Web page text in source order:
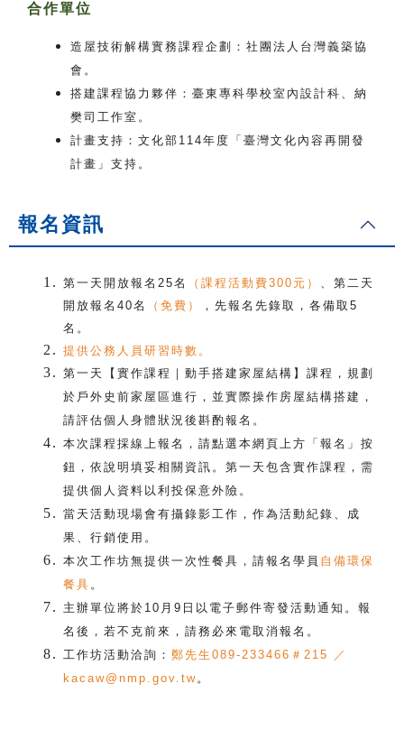
合作單位
造屋技術解構實務課程企劃：社團法人台灣義築協
會。
搭建課程協力夥伴：臺東專科學校室內設計科、納
樊司工作室。
計畫支持：文化部114年度「臺灣文化內容再開發
計畫」支持。
報名資訊
第一天開放報名25名 （課程活動費300元） 、第二天
開放報名40名
（免費）
，先報名先錄取，各備取5
名。
提供公務人員研習時數。
第一天【實作課程｜動手搭建家屋結構】課程，規劃
於戶外史前家屋區進行，並實際操作房屋結構搭建，
請評估個人身體狀況後斟酌報名。
本次課程採線上報名，請點選本網頁上方「報名」按
鈕，依說明填妥相關資訊。第一天包含實作課程，需
提供個人資料以利投保意外險。
當天活動現場會有攝錄影工作，作為活動紀錄、成
果、行銷使用。
本次工作坊無提供一次性餐具，請報名學員 自備環保
餐具 。
主辦單位將於10月9日以電子郵件寄發活動通知。報
名後，若不克前來，請務必來電取消報名。
工作坊活動洽詢： 鄭先生089-233466＃215 ／
kacaw@nmp.gov.tw。